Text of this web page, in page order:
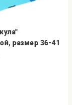
размер 36-41